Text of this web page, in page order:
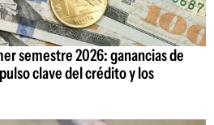
semestre 2026: ganancias de
clave del crédito y los